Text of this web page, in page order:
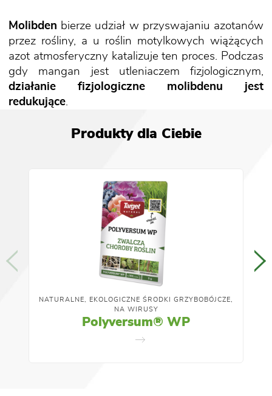
Molibden bierze udział w przyswajaniu azotanów
przez rośliny, a u roślin motylkowych wiążących
azot atmosferyczny katalizuje ten proces. Podczas
gdy mangan jest utleniaczem fizjologicznym,
działanie fizjologiczne molibdenu jest
redukujące
Produkty dla Ciebie
NATURALNE, EKOLOGICZNE ŚRODKI GRZYBOBÓJCZE,
NA WIRUSY
Polyversum® WP